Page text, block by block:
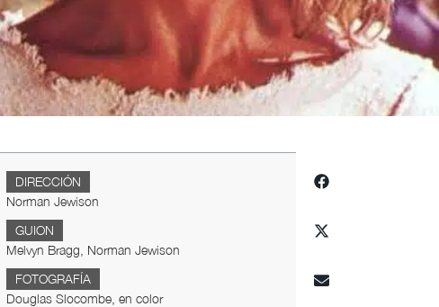
DIRECCIÓN
Norman Jewison
GUION
Melvyn Bragg, Norman Jewison
FOTOGRAFÍA
Douglas Slocombe, en color